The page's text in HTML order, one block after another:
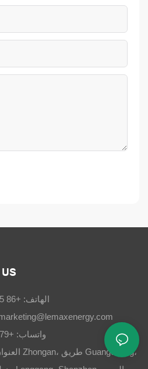
الهاتف: +86 755 2870 2725
واتساب: +8618948177279